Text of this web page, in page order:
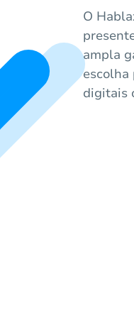
O
ampla
escolha
digitais